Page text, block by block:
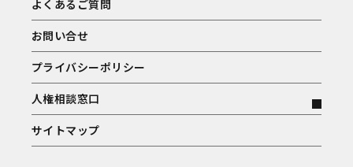
よくあるご質問
お問い合せ
プライバシーポリシー
人権相談窓口
サイトマップ